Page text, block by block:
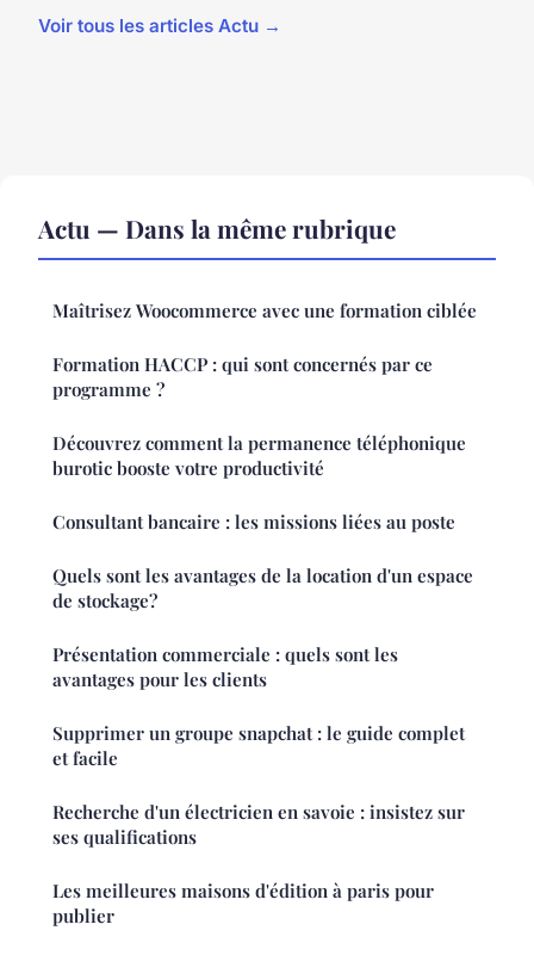
Voir tous les articles Actu →
Actu — Dans la même rubrique
Maîtrisez Woocommerce avec une formation ciblée
Formation HACCP : qui sont concernés par ce
programme ?
Découvrez comment la permanence téléphonique
burotic booste votre productivité
Consultant bancaire : les missions liées au poste
Quels sont les avantages de la location d'un espace
de stockage?
Présentation commerciale : quels sont les
avantages pour les clients
Supprimer un groupe snapchat : le guide complet
et facile
Recherche d'un électricien en savoie : insistez sur
ses qualifications
Les meilleures maisons d'édition à paris pour
publier